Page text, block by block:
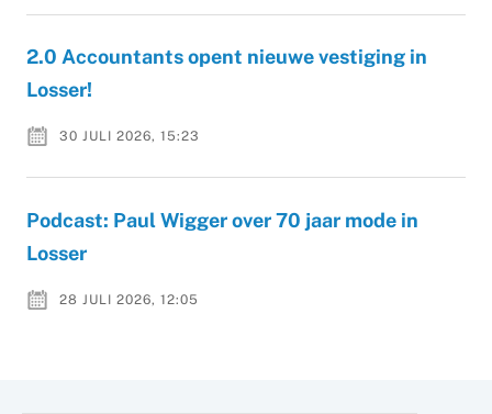
2.0 Accountants opent nieuwe vestiging in
Losser!
30 JULI 2026, 15:23
Podcast: Paul Wigger over 70 jaar mode in
Losser
28 JULI 2026, 12:05